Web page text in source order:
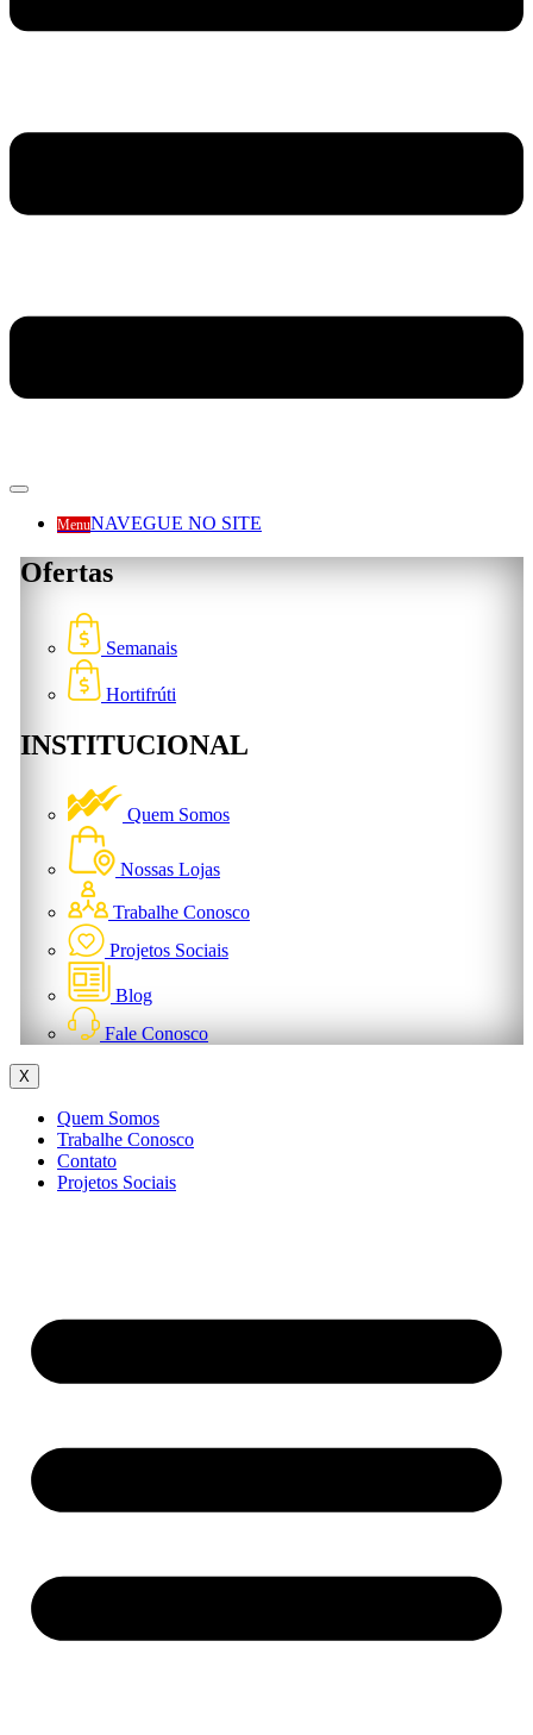
MenuNAVEGUE NO SITE
Ofertas
Semanais
Hortifrúti
INSTITUCIONAL
Quem Somos
Nossas Lojas
Trabalhe Conosco
Projetos Sociais
Blog
Fale Conosco
X
Quem Somos
Trabalhe Conosco
Contato
Projetos Sociais